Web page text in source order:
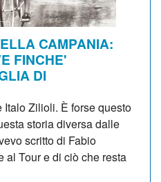
CAMPANIA:
FINCHE'
DI
Italo Zilioli. È forse questo
storia diversa dalle
scritto di Fabio
al Tour e di ciò che resta